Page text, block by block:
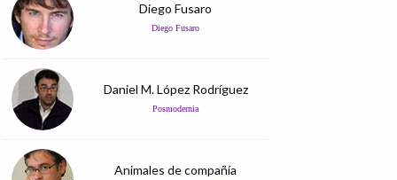
Diego Fusaro
Diego Fusaro
Daniel M. López Rodríguez
Posmodernia
Animales de compañía